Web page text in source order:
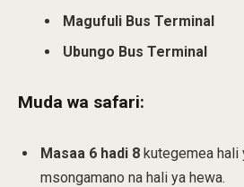
Magufuli Bus Terminal
Ubungo Bus Terminal
Muda wa safari:
Masaa 6 hadi 8 kutegemea hali
msongamano na hali ya hewa.